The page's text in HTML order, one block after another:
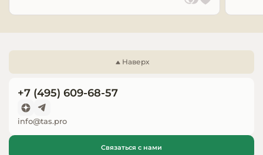
Наверх
+7 (495) 609-68-57
info@tas.pro
Связаться с нами